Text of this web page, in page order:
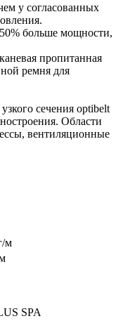
у согласованных
больше мощности,
пропитанная
ремня для
сечения optibelt
Области
вентиляционные
м
SPA